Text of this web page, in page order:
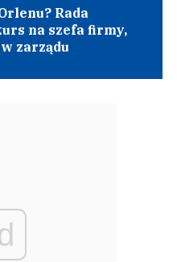
Rada
na szefa firmy,
zarządu